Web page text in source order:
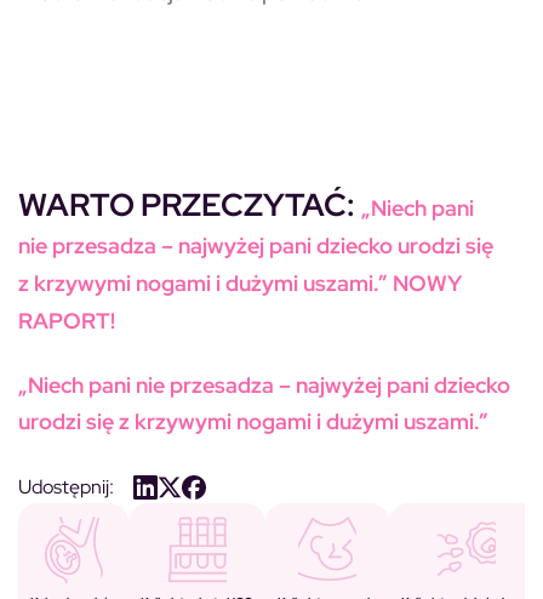
WARTO PRZECZYTAĆ: „Niech pani
nie przesadza – najwyżej pani dziecko urodzi się
z krzywymi nogami i dużymi uszami.” NOWY
RAPORT!
„Niech pani nie przesadza – najwyżej pani dziecko
urodzi się z krzywymi nogami i dużymi uszami.”
Udostępnij: